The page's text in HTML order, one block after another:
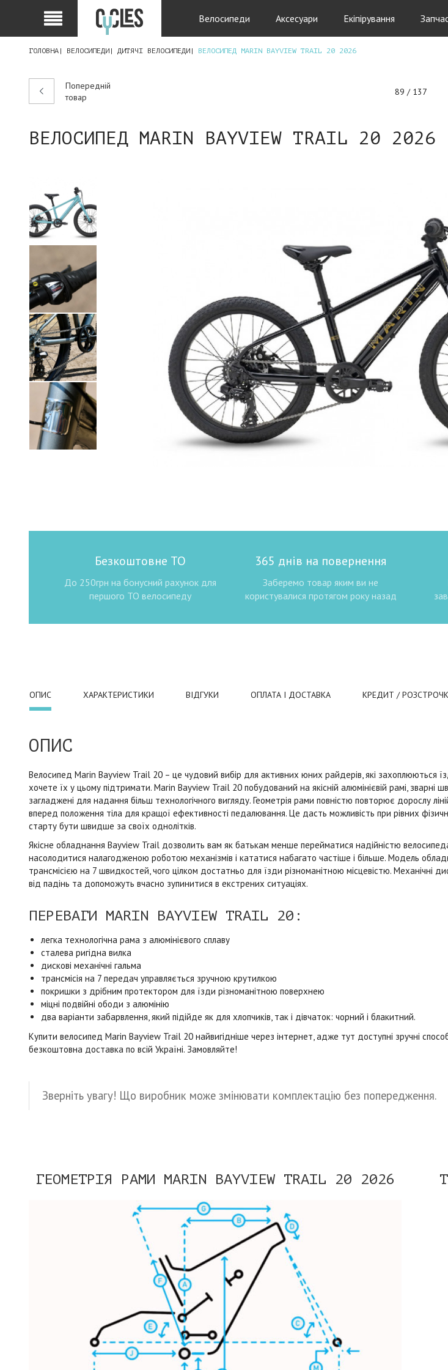
Велосипеди Аксесуари Екіпірування
ГОЛОВНА ВЕЛОСИПЕДИ ДИТЯЧІ ВЕЛОСИПЕДИ ВЕЛОСИПЕД MARIN BAYVIEW TRAIL 20 2026
Попередній
товар
89 / 137
ВЕЛОСИПЕД MARIN BAYVIEW TRAIL 20 2026
Безкоштовне ТО
До 250грн на бонусний рахунок для
першого ТО велосипеду
365 днів на повернення
Заберемо товар яким ви не
користувалися протягом року назад
ОПИС ХАРАКТЕРИСТИКИ ВІДГУКИ ОПЛАТА І ДОСТАВКА КРЕДИТ /
ОПИС
Велосипед Marin Bayview Trail 20 – це чудовий вибір для активних юних райдерів, які захоплюються
хочете їх у цьому підтримати. Marin Bayview Trail 20 побудований на якісній алюмінієвій рамі, зварні
загладжені для надання більш технологічного вигляду. Геометрія рами повністю повторює дорослу
вперед положення тіла для кращої ефективності педалювання. Це дасть можливість при рівних
старту бути швидше за своїх однолітків.
Якісне обладнання Bayview Trail дозволить вам як батькам менше перейматися надійністю
насолодитися налагодженою роботою механізмів і кататися набагато частіше і більше. Модель
трансмісією на 7 швидкостей, чого цілком достатньо для їзди різноманітною місцевістю. Механічні
від падінь та допоможуть вчасно зупинитися в екстрених ситуаціях.
ПЕРЕВАГИ MARIN BAYVIEW TRAIL 20:
легка технологічна рама з алюмінієвого сплаву
сталева ригідна вилка
дискові механічні гальма
трансмісія на 7 передач управляється зручною крутилкою
покришки з дрібним протектором для їзди різноманітною поверхнею
міцні подвійні ободи з алюмінію
два варіанти забарвлення, який підійде як для хлопчиків, так і дівчаток: чорний і блакитний.
Купити велосипед Marin Bayview Trail 20 найвигідніше через інтернет, адже тут доступні зручні
безкоштовна доставка по всій Україні. Замовляйте!
Зверніть увагу! Що виробник може змінювати комплектацію без попередження.
ГЕОМЕТРІЯ РАМИ MARIN BAYVIEW TRAIL 20 2026